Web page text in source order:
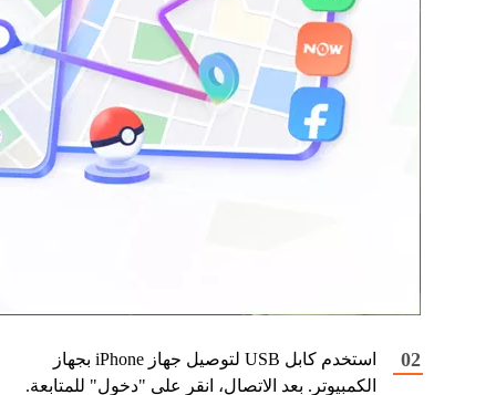
استخدم كابل USB لتوصيل جهاز iPhone بجهاز
الكمبيوتر. بعد الاتصال، انقر على "دخول" للمتابعة.